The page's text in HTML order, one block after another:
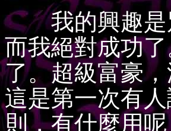
我的興趣是別
而我絕對成功
了。超級富豪
這是第一次有
則，有什麼用